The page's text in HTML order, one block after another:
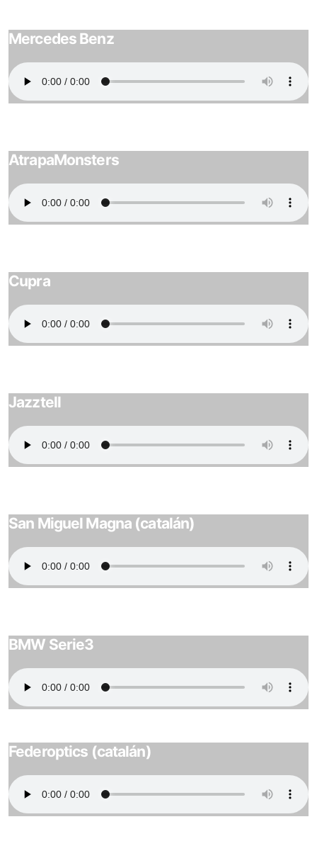
Mercedes Benz
AtrapaMonsters
Cupra
Jazztell
San Miguel Magna (catalán)
BMW Serie3
Federoptics (catalán)